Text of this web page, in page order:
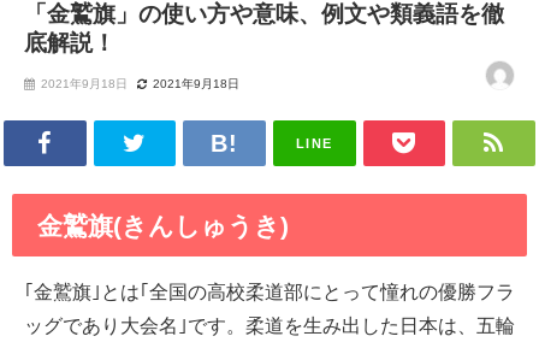
「金鷲旗」の使い方や意味、例文や類義語を徹
底解説！
2021年9月18日 2021年9月18日
LINE
金鷲旗(きんしゅうき)
｢金鷲旗｣とは｢全国の高校柔道部にとって憧れの優勝フラ
ッグであり大会名｣です。柔道を生み出した日本は、五輪